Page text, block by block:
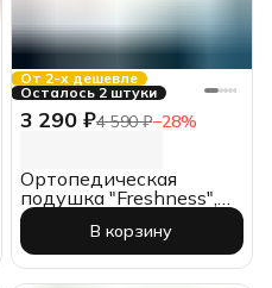
От 2-х дешевле
Осталось 2 штуки
3 290 ₽4 590 ₽−28%
Ортопедическая
подушка "Freshness",
61*35*13, с
охлаждающим
трикотажем,
Ившвейстандарт
В корзину